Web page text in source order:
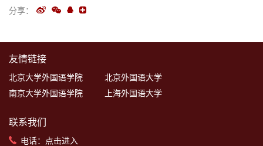
分享：
友情链接
北京大学外国语学院
北京外国语大学
南京大学外国语学院
上海外国语大学
联系我们
电话： 点击进入